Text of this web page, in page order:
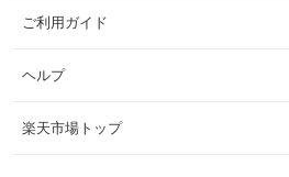
ご利用ガイド
ヘルプ
楽天市場トップ